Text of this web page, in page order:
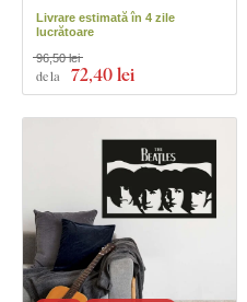
Livrare estimată în 4 zile
lucrătoare
de la 72,40 lei
96,50 lei